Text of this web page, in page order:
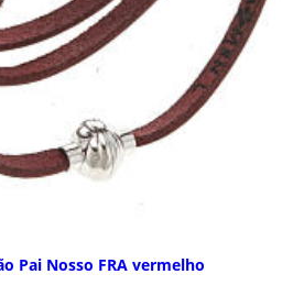
Pai Nosso FRA vermelho